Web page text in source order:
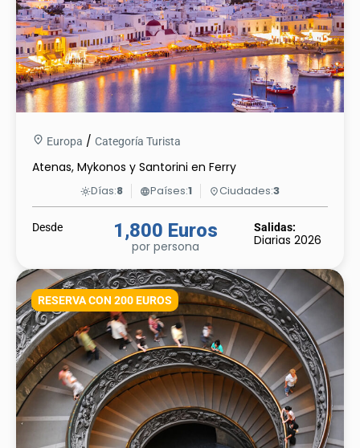
Europa / Categoría Turista
Atenas, Mykonos y Santorini en Ferry
light_modeDías:8 languagePaíses:1 placeCiudades:3
Desde 1,800 Euros
por persona
Salidas:
Diarias 2026
RESERVA CON 200 EUROS